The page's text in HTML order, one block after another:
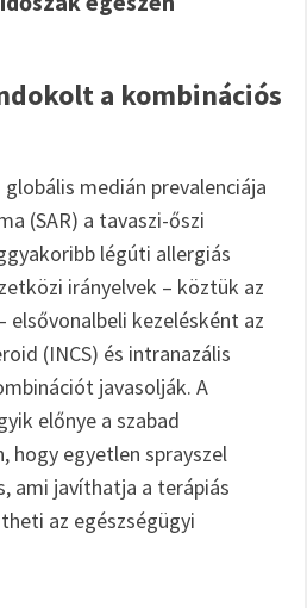
a kombinációs
medián prevalenciája
(SAR) a tavaszi-őszi
légúti allergiás
irányelvek – köztük az
elsővonalbeli kezelésként az
(INCS) és intranazális
javasolják. A
előnye a szabad
hogy egyetlen sprayszel
ami javíthatja a terápiás
az egészségügyi